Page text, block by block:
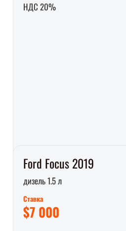
НДС 20%
Ford Focus 2019
дизель 1.5 л
Ставка
$7 000